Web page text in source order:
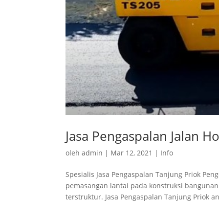
Jasa Pengaspalan Jalan
olehadmin | Mar 12, 2021 | Info
Spesialis Jasa Pengaspalan Tanjung Priok
pemasangan lantai pada konstruksi
terstruktur. Jasa Pengaspalan Tanjung Priok